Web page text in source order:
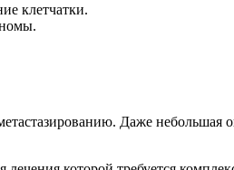
клетчатки.
Даже небольшая